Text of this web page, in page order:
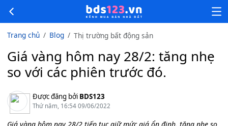
Trang chủ Blog Thị trường bất động sản
Giá vàng hôm nay 28/2: tăng nhẹ
so với các phiên trước đó.
Được đăng bởi BDS123
Thứ năm, 16:54 09/06/2022